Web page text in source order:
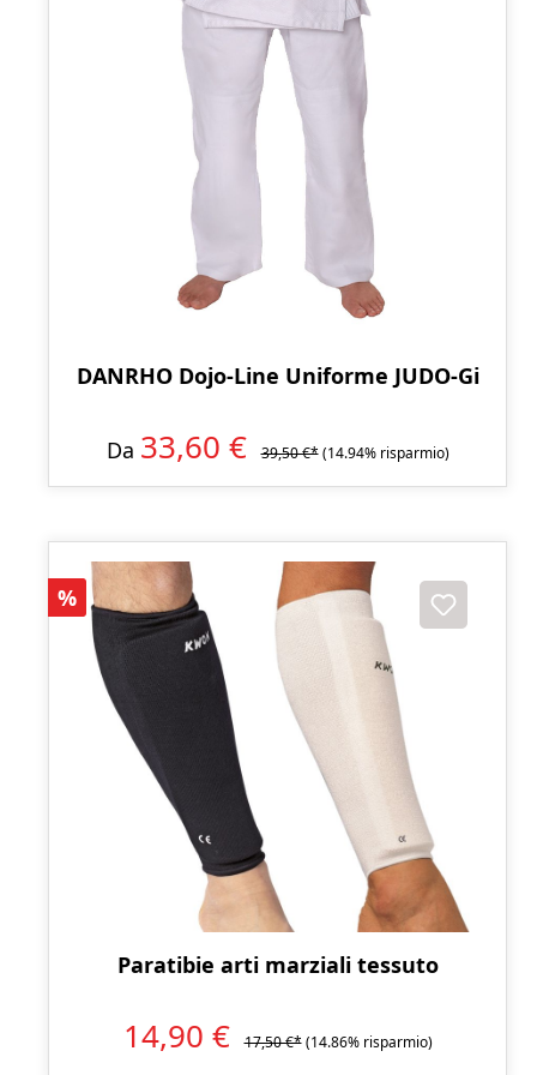
DANRHO Dojo-Line Uniforme JUDO-Gi
Da 33,60 € 39,50 €* (14.94% risparmio)
Sconto
%
Paratibie arti marziali tessuto
14,90 € 17,50 €* (14.86% risparmio)